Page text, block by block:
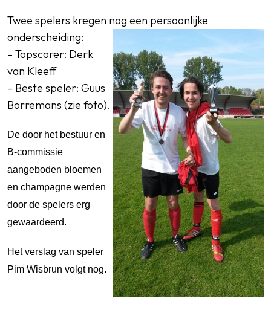
Twee spelers kregen nog een persoonlijke
onderscheiding:
– Topscorer: Derk
van Kleeff
– Beste speler: Guus
Borremans (zie foto).
De door het bestuur en
B-commissie
aangeboden bloemen
en champagne werden
door de spelers erg
gewaardeerd.
Het verslag van speler
Pim Wisbrun volgt nog.